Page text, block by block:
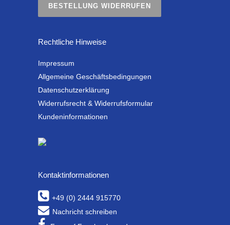
BESTELLUNG WIDERRUFEN
Rechtliche Hinweise
Impressum
Allgemeine Geschäftsbedingungen
Datenschutzerklärung
Widerrufsrecht & Widerrufsformular
Kundeninformationen
Kontaktinformationen
+49 (0) 2444 915770
Nachricht schreiben